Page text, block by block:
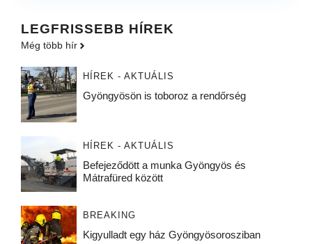
LEGFRISSEBB HÍREK
Még több hír
HÍREK - AKTUÁLIS
Gyöngyösön is toboroz a rendőrség
HÍREK - AKTUÁLIS
Befejeződött a munka Gyöngyös és
Mátrafüred között
BREAKING
Kigyulladt egy ház Gyöngyösorosziban